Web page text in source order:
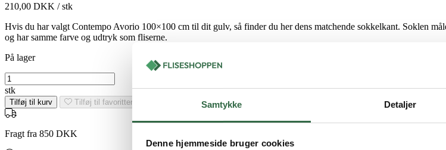
Samtykke Detaljer
Denne hjemmeside bruger cookies
210,00 DKK / stk
Hvis du har valgt Contempo Avorio 100×100 cm til dit gulv, så finder du her dens matchende sokkelkant. Soklen
og har samme farve og udtryk som fliserne.
På lager
Contempo
Avorio
sokkel
rt.
6,5x100
antal
stk
Tilføj til kurv Tilføj til favoritter
Fragt fra 850 DKK